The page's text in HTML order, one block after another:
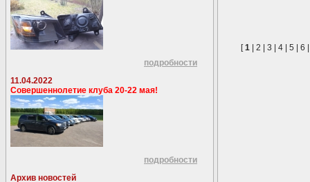
подробности
11.04.2022
Совершеннолетие клуба 20-22 мая!
подробности
Архив новостей
[1 2 3 4 5 6